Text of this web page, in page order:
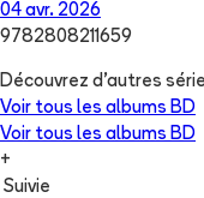
04 avr. 2026
9782808211659
Découvrez d'autres
Voir tous les albums BD
Voir tous les albums BD
+
Suivie